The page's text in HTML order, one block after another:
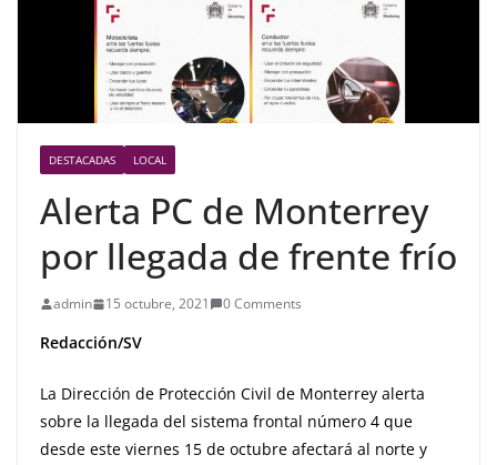
DESTACADAS LOCAL
Alerta PC de Monterrey
por llegada de frente frío
admin 15 octubre, 2021 0 Comments
Redacción/SV
La Dirección de Protección Civil de Monterrey alerta
sobre la llegada del sistema frontal número 4 que
desde este viernes 15 de octubre afectará al norte y